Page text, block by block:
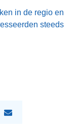
in de regio en
steeds